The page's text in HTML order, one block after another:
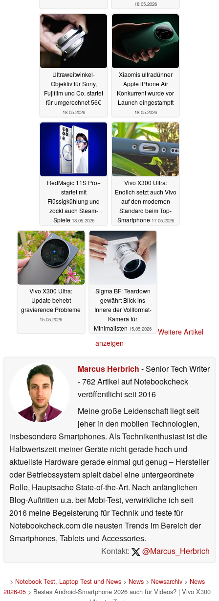
18.05.2026
Ultraweitwinkel-
Objektiv für Sony,
Fujifilm und Co. startet
für umgerechnet 56€
18.05.2026
Xiaomis ultradünner
Apple iPhone Air
Konkurrent wurde vor
Launch eingestampft
18.05.2026
RedMagic 11S Pro+
startet mit
Flüssigkühlung und
zockt auch Steam-
Spiele 18.05.2026
Vivo X300 Ultra:
Endlich setzt auch Vivo
auf den modernen
Standard beim Top-
Smartphone 17.05.2026
Vivo X300 Ultra:
Update behebt
gravierende Probleme
15.05.2026
Sigma BF: Teardown
gewährt Blick ins
Innere der Vollformat-
Kamera für
Minimalisten 15.05.2026
Weitere Artikel
anzeigen
Marcus Herbrich - Senior Tech Writer
- 762 Artikel auf Notebookcheck
veröffentlichtseit 2016
Meine große Leidenschaft liegt seit
jeher in den mobilen Technologien,
insbesondere Smartphones. Als Technikenthusiast ist die
Halbwertszeit meiner Geräte nicht gerade hoch und
aktuellste Hardware gerade einmal gut genug – Hersteller
oder Betriebssystem spielt dabei eine untergeordnete
Rolle, Hauptsache State-of-the-Art. Nach anfänglichen
Blog-Auftritten u.a. bei Mobi-Test, verwirkliche ich seit
2016 meine Begeisterung für Technik und teste für
Notebookcheck.com die neusten Trends im Bereich der
Smartphones, Tablets und Accessories.
Kontakt:
@Marcus_Herbrich
> Notebook Test, Laptop Test und News> News> Newsarchiv> News
2026-05 > Bestes Android-Smartphone 2026 auch für Videos? | Vivo X300